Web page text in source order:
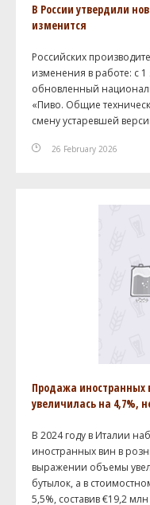
В России утвердили
изменится
Российских
изменения в работе: с 1
обновленный
«Пиво. Общие
смену устаревшей
26 February 2026
Продажа иностранных
увеличилась на 4,7%,
В 2024 году в Италии
иностранных вин в
выражении объемы
бутылок, а в
5,5%, составив €19,2 млн